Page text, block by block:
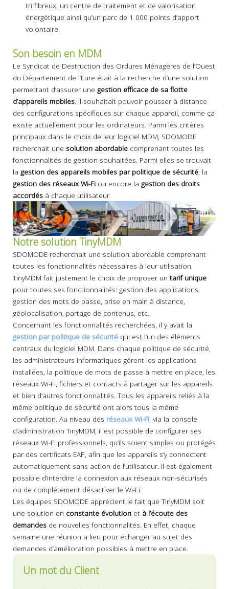
tri fibreux, un centre de traitement et de valorisation
énergétique ainsi qu’un parc de 1 000 points d’apport
volontaire.
Son besoin en MDM
Le Syndicat de Destruction des Ordures Ménagères de l’Ouest
du Département de l’Eure était à la recherche d’une solution
permettant d’assurer une gestion efficace de sa flotte
d’appareils mobiles. Il souhaitait pouvoir pousser à distance
des configurations spécifiques sur chaque appareil, comme ça
existe actuellement pour les ordinateurs. Parmi les critères
principaux dans le choix de leur logiciel MDM, SDOMODE
recherchait une solution abordable comprenant toutes les
fonctionnalités de gestion souhaitées. Parmi elles se trouvait
la gestion des appareils mobiles par politique de sécurité, la
gestion des réseaux Wi-Fi ou encore la gestion des droits
accordés à chaque utilisateur.
Notre solution TinyMDM
SDOMODE recherchait une solution abordable comprenant
toutes les fonctionnalités nécessaires à leur utilisation.
TinyMDM fait justement le choix de proposer un tarif unique
pour toutes ses fonctionnalités: gestion des applications,
gestion des mots de passe, prise en main à distance,
géolocalisation, partage de contenus, etc.
Concernant les fonctionnalités recherchées, il y avait la
gestion par politique de sécurité qui est l’un des éléments
centraux du logiciel MDM. Dans chaque politique de sécurité,
les administrateurs informatiques gèrent les applications
installées, la politique de mots de passe à mettre en place, les
réseaux Wi-Fi, fichiers et contacts à partager sur les appareils
et bien d’autres fonctionnalités. Tous les appareils reliés à la
même politique de sécurité ont alors tous la même
configuration. Au niveau des réseaux Wi-Fi, via la console
d’administration TinyMDM, il est possible de configurer ses
réseaux Wi-Fi professionnels, qu’ils soient simples ou protégés
par des certificats EAP, afin que les appareils s’y connectent
automatiquement sans action de l’utilisateur. Il est également
possible d’interdire la connexion aux réseaux non-sécurisés
ou de complétement désactiver le Wi-Fi.
Les équipes SDOMODE apprécient le fait que TinyMDM soit
une solution en constante évolution et à l’écoute des
demandes de nouvelles fonctionnalités. En effet, chaque
semaine une réunion a lieu pour échanger au sujet des
demandes d’amélioration possibles à mettre en place.
Un mot du Client